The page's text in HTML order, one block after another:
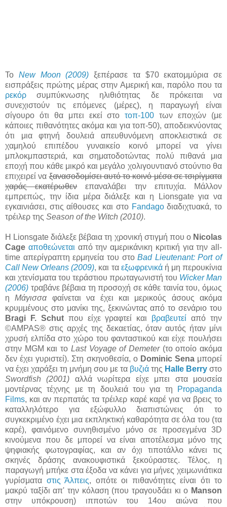
Το New Moon (2009) ξεπέρασε τα $70 εκατομμύρια σε
εισπράξεις πρώτης μέρας στην Αμερική και, παρόλο που τα
ρεκόρ συμπύκνωσης ηλιθιότητας δε πρόκειται να
συνεχιστούν τις επόμενες (μέρες), η παραγωγή είναι
σίγουρο ότι θα μπει εκεί στοτοπ-100 των εποχών (με
κάποιες πιθανότητες ακόμα και για τοπ-50), αποδεικνύοντας
ότι μια φτηνή δουλειά απευθυνόμενη αποκλειστικά σε
χαμηλού επιπέδου γυναικείο κοινό μπορεί να γίνει
μπλοκμπαστεριά, και σηματοδοτώντας πολύ πιθανά μια
εποχή που κάθε μικρό και μεγάλο χολιγουντιανό στούντιο θα
επιχειρεί ναξανασοδομίσει αυτό το κοινό μέσα σε τσιρίγματα
χαράς εκατέρωθενεπαναλάβει την επιτυχία. Μάλλον
εμπρεπώς, την ίδια μέρα διάλεξε και η Lionsgate για να
εγκαινιάσει, στις αίθουσες και στο Fandagoδιαδιχτυακά, το
τρέιλερ της Season of the Witch (2010).
Η Lionsgate διάλεξε βέβαια τη χρονική στιγμή που o Nicolas
Cage αποθεώνεται από την αμερικάνικη κριτική για την all-
time απερίγραπτη ερμηνεία του στοBad Lieutenant: Port of
Call New Orleans (2009), και τα εξωφρενικάή μη περουκίνια
και χτενίσματα του τεράστιου πρωταγωνιστή του Wicker Man
(2006) τραβάνε βέβαια τη προσοχή σε κάθε ταινία του, όμως
ηΜάγισσαφαίνεται να έχει και μερικούς άσους ακόμα
κρυμμένους στο μανίκι της, ξεκινώντας από το σενάριο του
Bragi F. Schutπου είχε γραφτεί και βραβευτεί από την
©AMPAS® στις αρχές της δεκαετίας, όταν αυτός ήταν μίνι
χρυσή ελπίδα στο χώρο του φανταστικού και είχε πουλήσει
στην MGM και το Last Voyage of Demeter(το οποίο ακόμα
δεν έχει γυριστεί). Στη σκηνοθεσία, ο Dominic Senaμπορεί
να έχει χαράξει τη μνήμη σου με τα βυζιά της Halle Berry στο
Swordfish (2001) αλλά νωρίτερα είχε μπει στα μουσεία
μοντέρνας τέχνης με τη δουλειά του για τη
Propaganda
Films, και αν περπατάς τα τρέιλερ καρέ καρέ για να βρεις το
καταλληλότερο για εξώφυλλο διαπιστώνεις ότι το
συγκεκριμένο έχει μια εκπληκτική καθαρότητα σε όλα του (τα
καρέ), φαινόμενο συνηθισμένο μόνο σε προσεγμένα 3D
κινούμενα που δε μπορεί να είναι αποτέλεσμα μόνο της
ψηφιακής φωτογραφίας, και αν όχι τιποτάλλο κάνει τις
σκηνές δράσης ανακουφιστικά ξεκούραστες. Τέλος, η
παραγωγή μπήκε στα έξοδα να κάνει για μήνες χειμωνιάτικα
γυρίσματα στις Άλπεις, οπότε οι πιθανότητες είναι ότι το
μακρύ ταξίδι απ' την κόλαση (που τραγουδάει κι ο Manson
στην υπόκρουση) ιπποτών του 14ου αιώνα που